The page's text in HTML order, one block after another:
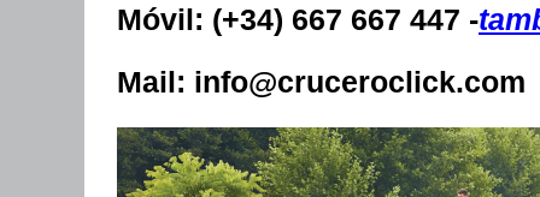
Móvil: (+34) 667 667 447 -
Mail: info@cruceroclick.com